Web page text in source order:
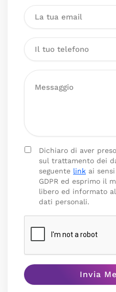
Dichiaro di aver
sul trattamento dei
seguente link ai
GDPR ed esprimo il
libero ed informato
dati personali.